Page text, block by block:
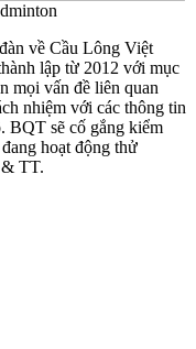
về Cầu Lông Việt
lập từ 2012 với mục
mọi vấn đề liên quan
nhiệm với các thông tin
BQT sẽ cố gắng kiểm
hoạt động thử
TT.